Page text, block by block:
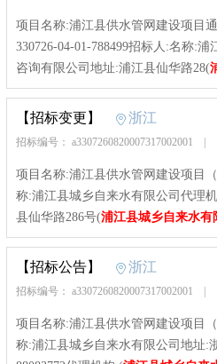
项目名称:浦江县供水管网建设项目
330726-04-01-788499招标人:名称:
咨询有限公司地址:浦江县仙华路28(
【招标变更】 浙江
招标编号： a3307260820007317002001
项目名称:浦江县供水管网建设项目
称:浦江县城乡自来水有限公司代理
县仙华路286号(浦江县城乡自来水有
【招标公告】 浙江
招标编号： a3307260820007317002001
项目名称:浦江县供水管网建设项目
称:浦江县城乡自来水有限公司地址: